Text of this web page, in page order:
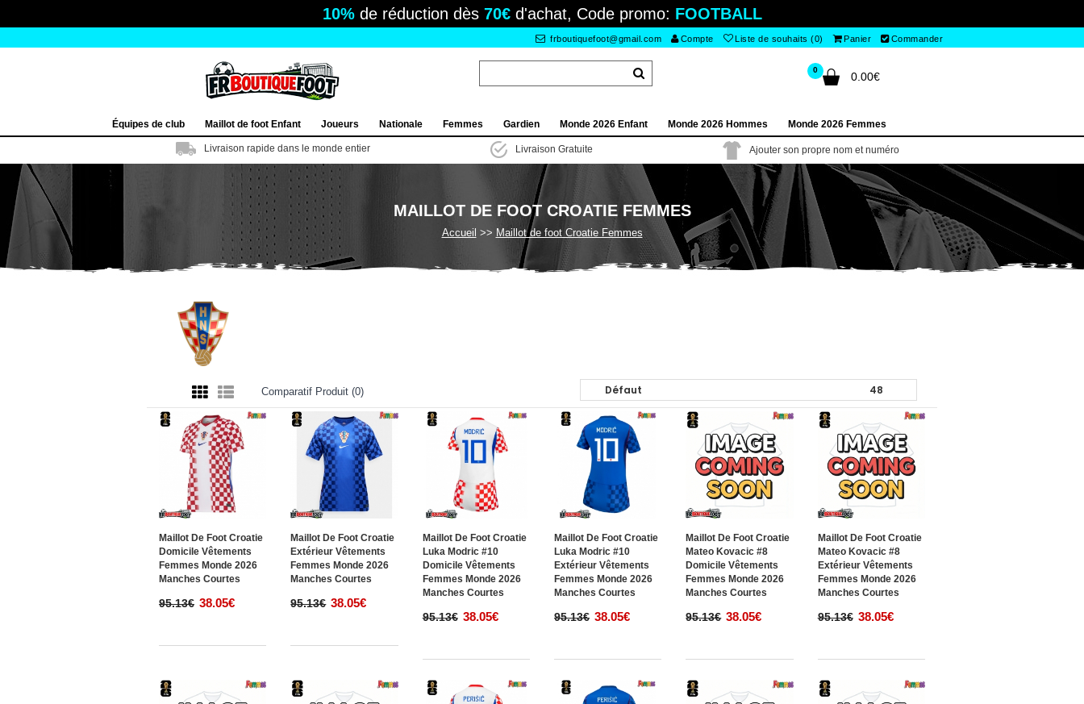
10%de réduction dès 70€d'achat, Code promo: FOOTBALL
frboutiquefoot@gmail.com Compte Liste de souhaits (0) Panier Commander
0
0.00€
Équipes de club Maillot de foot Enfant Joueurs Nationale Femmes Gardien Monde 2026 Enfant Monde 2026 Hommes Monde 2026 Femmes
Livraison rapide dans le monde entier Livraison Gratuite Ajouter son propre nom et numéro
MAILLOT DE FOOT CROATIE FEMMES
Accueil Maillot de foot Croatie Femmes
Comparatif Produit (0)
Maillot De Foot Croatie
Domicile Vêtements
Femmes Monde 2026
Manches Courtes
95.13€ 38.05€
Maillot De Foot Croatie
Extérieur Vêtements
Femmes Monde 2026
Manches Courtes
95.13€ 38.05€
Maillot De Foot Croatie
Luka Modric #10
Domicile Vêtements
Femmes Monde 2026
Manches Courtes
95.13€ 38.05€
Maillot De Foot Croatie
Luka Modric #10
Extérieur Vêtements
Femmes Monde 2026
Manches Courtes
95.13€ 38.05€
Maillot De Foot Croatie
Mateo Kovacic #8
Domicile Vêtements
Femmes Monde 2026
Manches Courtes
95.13€ 38.05€
Maillot De Foot Croatie
Mateo Kovacic #8
Extérieur Vêtements
Femmes Monde 2026
Manches Courtes
95.13€ 38.05€